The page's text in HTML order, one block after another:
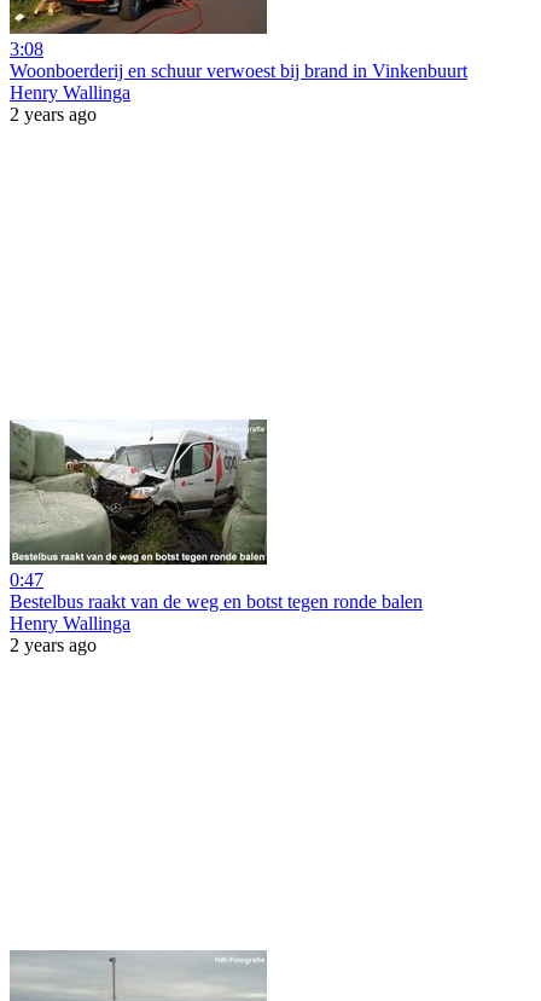
3:08
Woonboerderij en schuur verwoest bij brand in Vinkenbuurt
Henry Wallinga
2 years ago
0:47
Bestelbus raakt van de weg en botst tegen ronde balen
Henry Wallinga
2 years ago